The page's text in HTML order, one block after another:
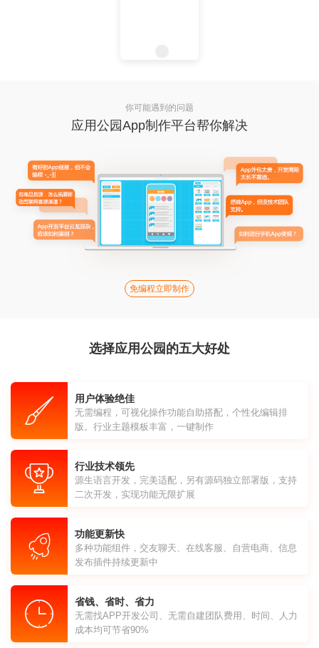
你可能遇到的问题
应用公园App制作平台帮你解决
免编程立即制作
选择应用公园的五大好处
用户体验绝佳
无需编程，可视化操作功能自助搭配，个性化编辑排
版。行业主题模板丰富，一键制作
行业技术领先
源生语言开发，完美适配，另有源码独立部署版，支持
二次开发，实现功能无限扩展
功能更新快
多种功能组件，交友聊天、在线客服、自营电商、信息
发布插件持续更新中
省钱、省时、省力
无需找APP开发公司、无需自建团队费用、时间、人力
成本均可节省90%